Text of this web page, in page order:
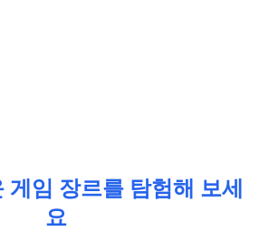
게임 장르를 탐험해 보세
요